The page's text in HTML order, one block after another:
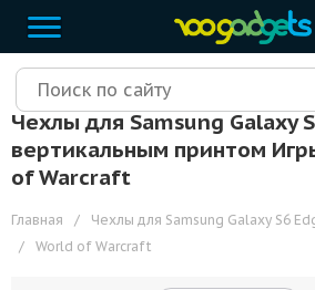
Чехлы для Samsung Galaxy
вертикальным принтом
of Warcraft
Главная / Чехлы для Samsung Galaxy S6
/
World of Warcraft